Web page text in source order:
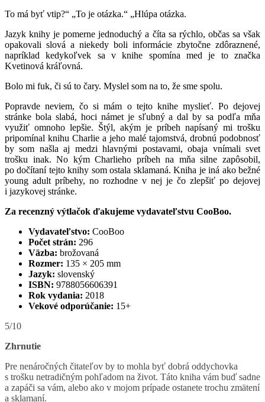
To má byť vtip?“ „To je otázka.“ „Hlúpa otázka.
Jazyk knihy je pomerne jednoduchý a číta sa rýchlo, občas sa však
opakovali slová a niekedy boli informácie zbytočne zdôraznené,
napríklad kedykoľvek sa v knihe spomína med je to značka
Kvetinová kráľovná.
Bolo mi fuk, či sú to čary. Myslel som na to, že sme spolu.
Popravde neviem, čo si mám o tejto knihe myslieť. Po dejovej
stránke bola slabá, hoci námet je sľubný a dal by sa podľa mňa
využiť omnoho lepšie. Štýl, akým je príbeh napísaný mi trošku
pripomínal knihu Charlie a jeho malé tajomstvá, drobnú podobnosť
by som našla aj medzi hlavnými postavami, obaja vnímali svet
trošku inak. No kým Charlieho príbeh na mňa silne zapôsobil,
po dočítaní tejto knihy som ostala sklamaná. Kniha je iná ako bežné
young adult príbehy, no rozhodne v nej je čo zlepšiť po dejovej
i jazykovej stránke.
Za recenzný výtlačok ďakujeme vydavateľstvu CooBoo.
Vydavateľstvo: CooBoo
Počet strán: 296
Väzba: brožovaná
Rozmer: 135 × 205 mm
Jazyk: slovenský
ISBN: 9788056606391
Rok vydania: 2018
Vekové odporúčanie: 15+
5/10
Zhrnutie
Pre nenáročných čitateľov by to mohla byť dobrá oddychovka
s trošku netradičným pohľadom na život. Táto kniha vám buď sadne
a zapáči sa vám, alebo ako v mojom prípade ostanete trochu zmätení
a sklamaní.